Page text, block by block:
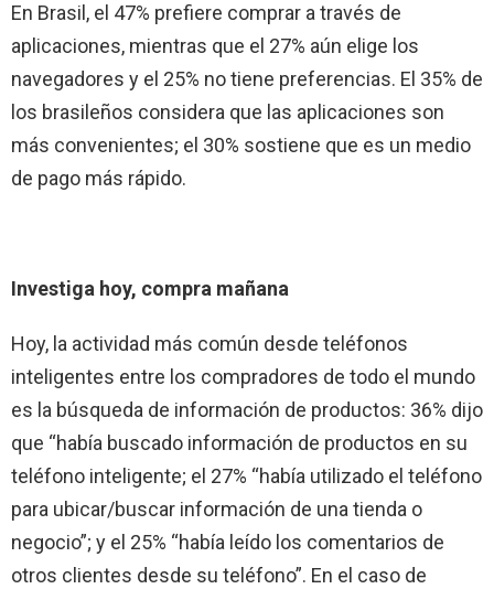
En Brasil, el 47% prefiere comprar a través de
aplicaciones, mientras que el 27% aún elige los
navegadores y el 25% no tiene preferencias. El 35% de
los brasileños considera que las aplicaciones son
más convenientes; el 30% sostiene que es un medio
de pago más rápido.
Investiga hoy, compra mañana
Hoy, la actividad más común desde teléfonos
inteligentes entre los compradores de todo el mundo
es la búsqueda de información de productos: 36% dijo
que “había buscado información de productos en su
teléfono inteligente; el 27% “había utilizado el teléfono
para ubicar/buscar información de una tienda o
negocio”; y el 25% “había leído los comentarios de
otros clientes desde su teléfono”. En el caso de